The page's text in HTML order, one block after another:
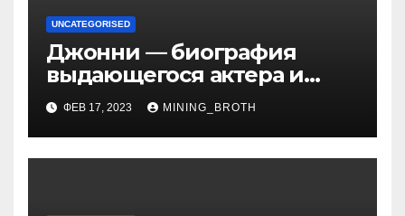
UNCATEGORISED
Джонни — биография
выдающегося актера и
талантливого певца, чья
артистичность захватывает
миллионы сердец
ФЕВ 17, 2023 MINING_BROTH